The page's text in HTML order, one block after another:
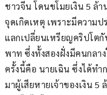
ชาวจีน โดนขโมยเงิน 5 ล้
จุดเกิดเหตุ เพราะมีความ
แลกเปลี่ยนเหรียญคริปโต
พาท ซึ่งทั้งสองฝั่งมีคนกลา
ครั้งนี้คือ นายเฉิน ซึ่งได้ท
มาผู้เสียหายเจ้าของเงิน 5